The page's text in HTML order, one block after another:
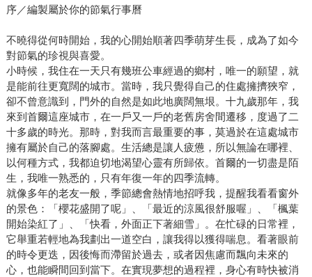
序／編製屬於你的節氣行事曆
不曉得從何時開始，我的心開始順著四季萌芽生長，成為了如今
對節氣的珍視與喜愛。
小時候，我住在一天只有幾班公車經過的鄉村，唯一的願望，就
是能前往更寬闊的城市。當時，我只覺得自己的住處擁擠狹窄，
卻不曾意識到，門外的自然是如此地廣闊無垠。十九歲那年，我
來到首爾這座城市，在一戶又一戶的老舊房舍間遷移，度過了二
十多歲的時光。那時，對我而言最重要的事，莫過於在這處城市
擁有屬於自己的落腳處。生活總是讓人疲憊，所以無論在哪裡、
以何種方式，我都迫切地渴望心靈有所歸依。首爾的一切盡是陌
生，我唯一熟悉的，只有年復一年的四季流轉。
就像多年的老友一般，季節總會熱情地招呼我，提醒我看看窗外
的景色：「櫻花盛開了呢」、「最近的涼風很舒服喔」、「楓葉
開始染紅了」、「快看，外面正下著細雪」。在忙碌的日常裡，
它舉重若輕地為我劃出一道空白，讓我得以獲得喘息。看著眼前
的時令更迭，因後悔而滯留於過去，或者因焦慮而飄向未來的
心，也能瞬間回到當下。在實現夢想的過程裡，身心有時快被消